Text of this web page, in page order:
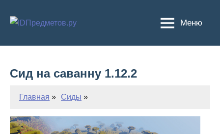
Меню
Сид на саванну 1.12.2
Главная Сиды